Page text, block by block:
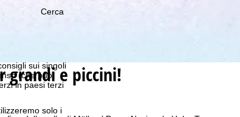
sui singoli
(che può
in paesi terzi
solo i
Cerca
e piccini!